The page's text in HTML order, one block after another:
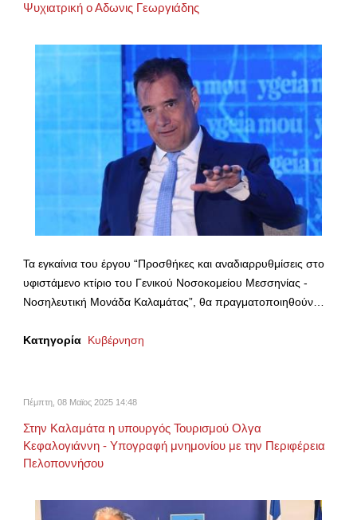
Ψυχιατρική ο Αδωνις Γεωργιάδης
Τα εγκαίνια του έργου “Προσθήκες και αναδιαρρυθμίσεις στο
υφιστάμενο κτίριο του Γενικού Νοσοκομείου Μεσσηνίας -
Νοσηλευτική Μονάδα Καλαμάτας”, θα πραγματοποιηθούν…
Κατηγορία Κυβέρνηση
Πέμπτη, 08 Μαϊος 2025 14:48
Στην Καλαμάτα η υπουργός Τουρισμού Ολγα
Κεφαλογιάννη - Υπογραφή μνημονίου με την Περιφέρεια
Πελοποννήσου